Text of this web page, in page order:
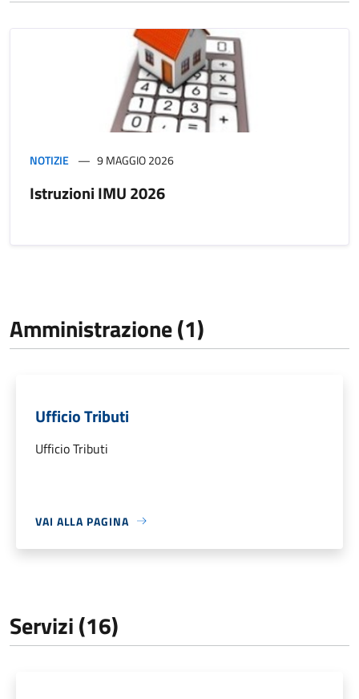
NOTIZIE 9 MAGGIO 2026
Istruzioni IMU 2026
Amministrazione (1)
Ufficio Tributi
Ufficio Tributi
VAI ALLA PAGINA
Servizi (16)